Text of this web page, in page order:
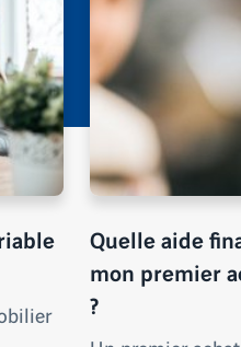
Quelle aide
mon premier
?